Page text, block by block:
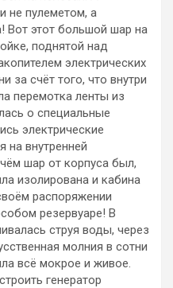
не пулеметом, а
Вот этот большой шар на
поднятой над
электрических
за счёт того, что внутри
перемотка ленты из
о специальные
электрические
на внутренней
шар от корпуса был,
изолирована и кабина
распоряжении
резервуаре! В
струя воды, через
молния в сотни
всё мокрое и живое.
генератор